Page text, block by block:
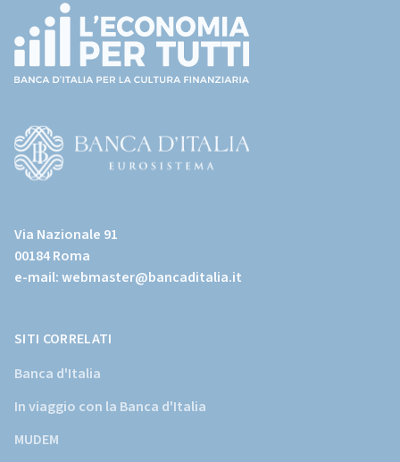
page)
sito
istituzionale
della
Via Nazionale 91
00184 Roma
e-mail:webmaster@bancaditalia.it
SITI CORRELATI
Banca d'Italia
In viaggio con la Banca d'Italia
MUDEM